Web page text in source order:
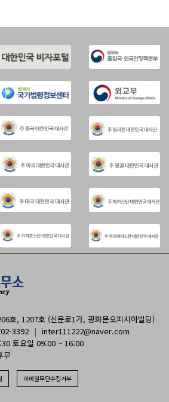
호, 1207호 (신문로1가, 광화문오피시아빌딩)
3392 | inter111222@naver.com
토요일 09:00 ~ 16:00
무
이메일무단수집거부